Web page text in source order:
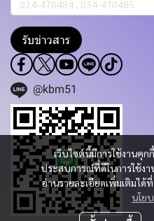
เว็บไซต์นี้มีการใช้งานคุ
ประสบการณ์ที่ดีในการใช้ง
อ่านรายละเอียดเพิ่มเติมได้ที่
นโย
รับข่าวสาร
@kbm51